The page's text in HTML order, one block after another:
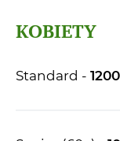
KOBIETY
Standard - 1200